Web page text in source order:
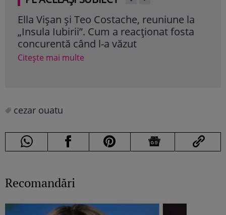
Ella Vișan și Teo Costache, reuniune la
„Insula Iubirii”. Cum a reacționat fosta
concurentă când l-a văzut
Citește mai multe
cezar ouatu
Recomandări